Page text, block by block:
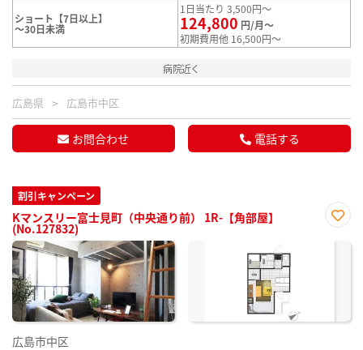
ショート【7日以上】
～30日未満
1日当たり 3,500円～
124,800 円/月～
初期費用他 16,500円～
病院近く
広島県 広島市中区
お問合わせ 電話する
割引キャンペーン
Kマンスリー富士見町（中央通り前） 1R-【角部屋】
(No.127832)
に入
広島市中区